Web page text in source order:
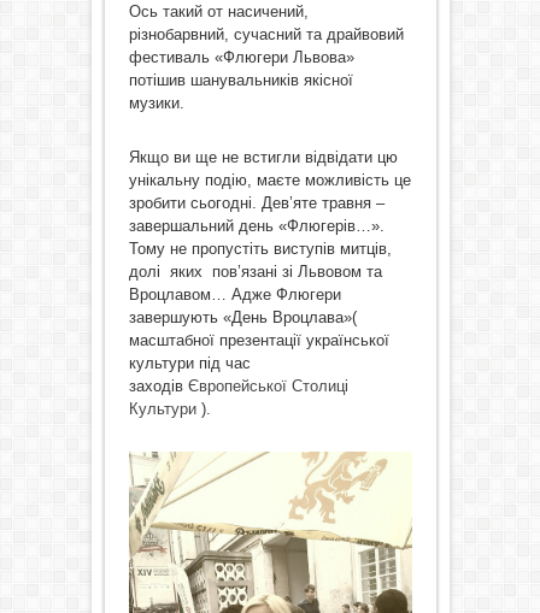
Ось такий от насичений,
різнобарвний, сучасний та драйвовий
фестиваль «Флюгери Львова»
потішив шанувальників якісної
музики.
Якщо ви ще не встигли відвідати цю
унікальну подію, маєте можливість це
зробити сьогодні. Дев’яте травня –
завершальний день «Флюгерів…».
Тому не пропустіть виступів митців,
долі яких пов’язані зі Львовом та
Вроцлавом… Адже Флюгери
завершують «День Вроцлава»(
масштабної презентації української
культури під час
заходів Європейської Столиці
Культури).